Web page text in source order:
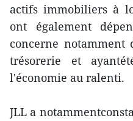
actifs immobiliers à
ont également
concerne
trésorerie et
l'économie au ralenti.
JLL a